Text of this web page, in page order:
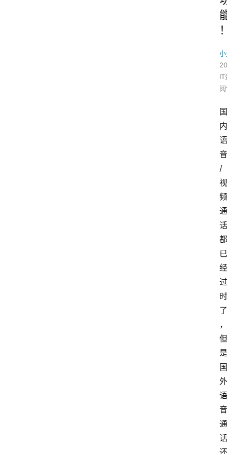
IT
国
内
语
音
/
视
频
通
话
都
已
经
过
时
了
，
但
是
国
外
语
音
通
话
还